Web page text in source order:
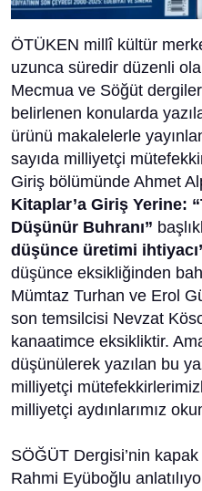
ÖTÜKEN millî kültür
uzunca süredir düzenli
Mecmua ve Söğüt
belirlenen konularda
ürünü makalelerle
sayıda milliyetçi
Giriş bölümünde Ahmet
Kitaplar’a Giriş Yerine:
Düşünür Buhranı”
düşünce üretimi
düşünce eksikliğinden
Mümtaz Turhan ve Erol
son temsilcisi Nevzat
kanaatimce eksikliktir.
düşünülerek yazılan bu
milliyetçi
milliyetçi aydınlarımız
SÖĞÜT Dergisi’nin
Rahmi Eyüboğlu